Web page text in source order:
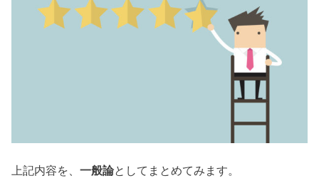
上記内容を、一般論としてまとめてみます。